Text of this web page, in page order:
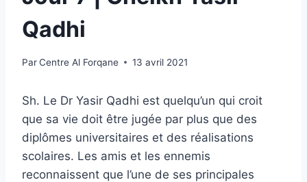
Qadhi
ParCentre Al Forqane 13 avril 2021
Sh. Le Dr Yasir Qadhi est quelqu’un qui croit
que sa vie doit être jugée par plus que des
diplômes universitaires et des réalisations
scolaires. Les amis et les ennemis
reconnaissent que l’une de ses principales